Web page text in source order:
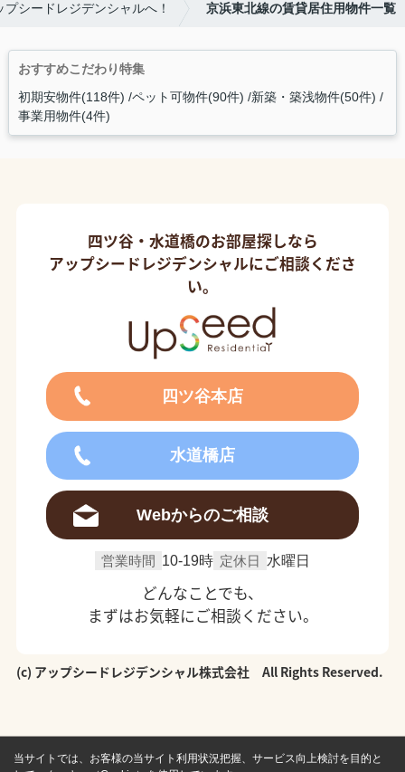
シードレジデンシャルへ！ 京浜東北線の賃貸居住用物件一覧
おすすめこだわり特集
初期安物件(118件) ペット可物件(90件) 新築・築浅物件(50件)
事業用物件(4件)
四ツ谷・水道橋のお部屋探しなら
アップシードレジデンシャルにご相談くださ
い。
四ツ谷本店
水道橋店
Webからのご相談
営業時間 10-19時 定休日 水曜日
どんなことでも、
まずはお気軽にご相談ください。
(c) アップシードレジデンシャル株式会社 All Rights Reserved.
当サイトでは、お客様の当サイト利用状況把握、サービス向上検討を目的と